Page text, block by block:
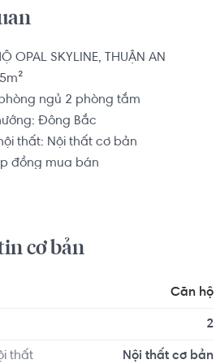
OPAL SKYLINE, THUẬN AN
ngủ 2 phòng tắm
Đông Bắc
thất: Nội thất cơ bản
đồng mua bán
Ngoài ra, chúng ta có thể đi theo
chóng và thuận tiện nhờ tuyến
trí cách Trường Đại học Trẩn Đại
cơ bản
Căn hộ
2
thất Nội thất cơ bản